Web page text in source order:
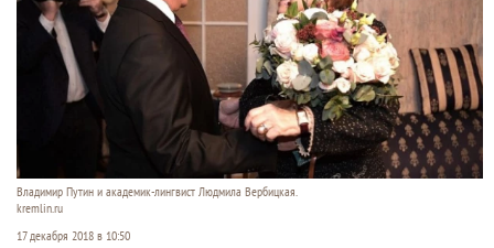
Владимир Путин и академик-лингвист Людмила Вербицкая.
kremlin.ru
17 декабря 2018 в 10:50